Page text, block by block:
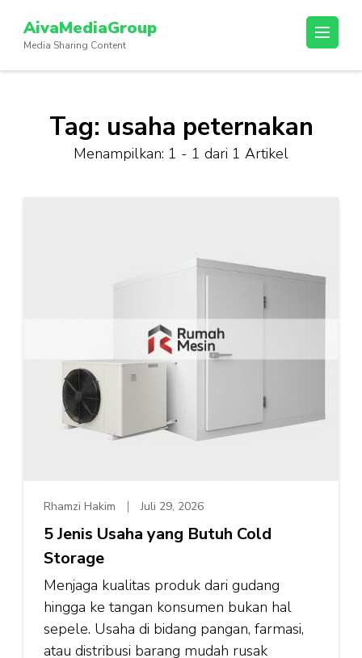
konten
(Tekan
AivaMediaGroup
Media Sharing Content
Tag: usaha peternakan
Menampilkan: 1 - 1 dari 1 Artikel
Rhamzi Hakim Juli 29, 2026
5 Jenis Usaha yang Butuh Cold
Storage
Menjaga kualitas produk dari gudang
hingga ke tangan konsumen bukan hal
sepele. Usaha di bidang pangan, farmasi,
atau distribusi barang mudah rusak